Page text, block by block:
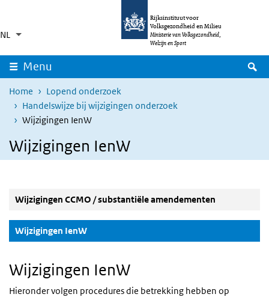
Overslaan en naar de inhoud gaan
Rijksinstituut voor
Volksgezondheid en Milieu
Ministerie van Volksgezondheid,
Welzijn en Sport
NL Taalkeuze
Aanvullende acties weergeven
Ingeklapt
Menu
Home
Lopend onderzoek
Handelswijze bij wijzigingen onderzoek
Wijzigingen IenW
Wijzigingen IenW
Wijzigingen CCMO / substantiële amendementen
Wijzigingen IenW(Actieve knop)
Wijzigingen IenW
Hieronder volgen procedures die betrekking hebben op